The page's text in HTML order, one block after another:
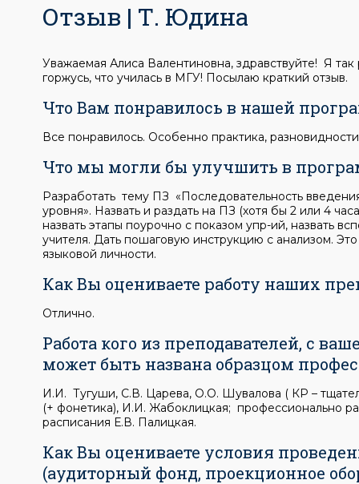
Отзыв | Т. Юдина
Уважаемая Алиса Валентиновна, здравствуйте! Я
горжусь, что училась в МГУ! Посылаю краткий отзыв.
Что Вам понравилось в нашей
Все понравилось. Особенно практика,
Что мы могли бы улучшить в
Разработать тему ПЗ «Последовательность
уровня». Назвать и раздать на ПЗ (хотя бы 2 или 4
назвать этапы поурочно с показом упр-ий, назвать
учителя. Дать пошаговую инструкцию с анализом.
языковой личности.
Как Вы оцениваете работу наших
Отлично.
Работа кого из преподавателей, с
может быть названа образцом
И.И. Тугуши, С.В. Царева, О.О. Шувалова ( КР –
(+ фонетика), И.И. Жабоклицкая; профессионально
расписания Е.В. Палицкая.
Как Вы оцениваете условия
(аудиторный фонд, проекционное